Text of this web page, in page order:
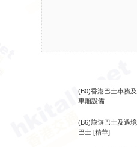
(B0)香港巴士車務及
車廂設備
(B6)旅遊巴士及過境
巴士 [精華]